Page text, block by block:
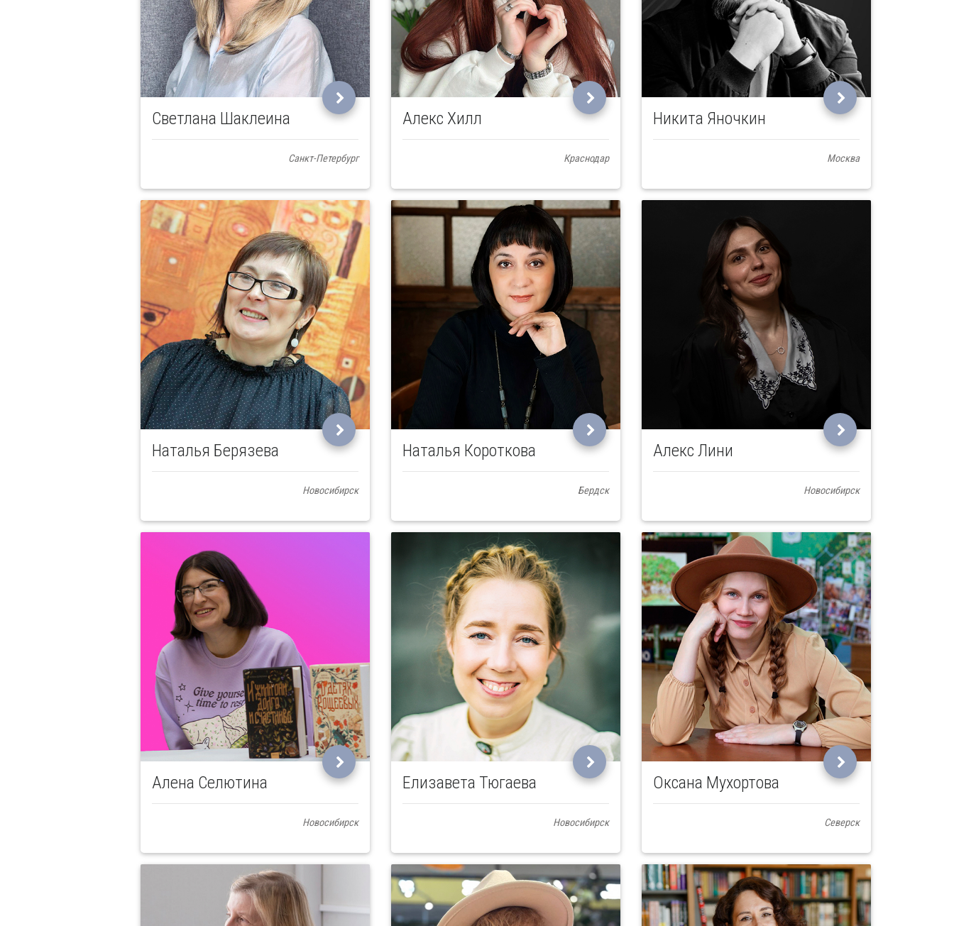
Светлана Шаклеина
Санкт-Петербург
Алекс Хилл
Краснодар
Никита Яночкин
Москва
Наталья Берязева
Новосибирск
Наталья Короткова
Бердск
Алекс Лини
Новосибирск
Алена Селютина
Новосибирск
Елизавета Тюгаева
Новосибирск
Оксана Мухортова
Северск